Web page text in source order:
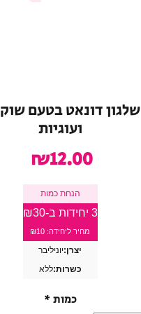
שלגון דונאט בטעם
ועוגיות
₪12.00
הנחת כמות
3 יחידות ב-₪30
מחיר ליחידה: ₪10
יצרן:יוניליבר
כשרות:ללא
כמות *